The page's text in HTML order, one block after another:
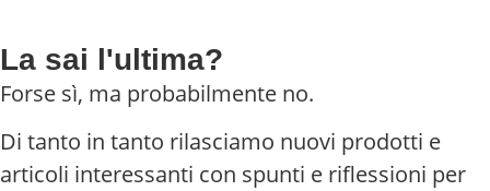
La sai l'ultima?
Forse sì, ma probabilmente no.
Di tanto in tanto rilasciamo nuovi prodotti e
articoli interessanti con spunti e riflessioni per